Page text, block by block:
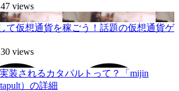
47 views
て仮想通貨を稼ごう！話題の仮想通貨ゲ
30 views
装されるカタパルトって？「mijin
）の詳細